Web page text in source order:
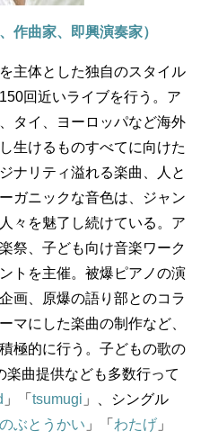
作曲家、即興演奏家）
主体とした独自のスタイル
回近いライブを行う。ア
タイ、ヨーロッパなど海外
生けるものすべてに向けた
ナリティ溢れる楽曲、人と
ガニックな音色は、ジャン
々を魅了し続けている。ア
祭、子ども向け音楽ワーク
トを主催。被爆ピアノの演
画、原爆の語り部とのコラ
マにした楽曲の制作など、
極的に行う。子どもの歌の
曲提供なども多数行って
」「 tsumugi 」、シングル
ぶとうかい 」「 わたげ 」